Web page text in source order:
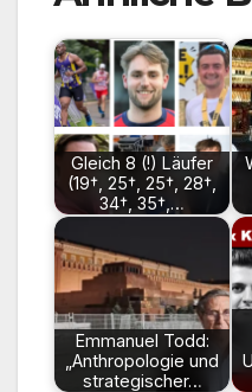
Gleich 8 (!) Läufer
(19†, 25†, 25†, 28†,
34†, 35†,…
Emmanuel Todd:
„Anthropologie und
strategischer…